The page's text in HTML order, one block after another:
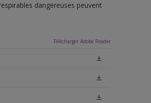
dangereuses peuvent
Télécharger Adobe Reader